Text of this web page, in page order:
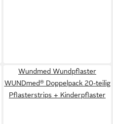
Wundmed Wundpflaster
WUNDmed® Doppelpack 20-teilig
Pflasterstrips + Kinderpflaster